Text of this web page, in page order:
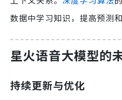
数据中学习知识，提高预测
星火语音大模型的
持续更新与优化